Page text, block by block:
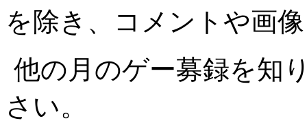
を除き、コメントや画
他の月のゲー募録を知
さい。